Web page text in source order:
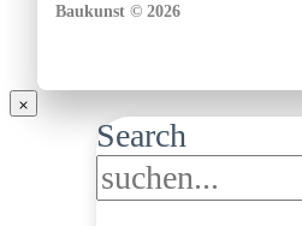
Baukunst © 2026
Search